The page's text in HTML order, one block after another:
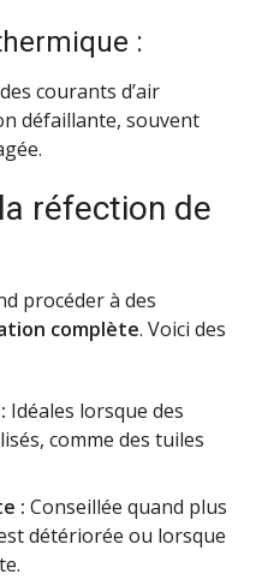
:
courants d’air
défaillante, souvent
réfection de
procéder à des
complète. Voici des
Idéales lorsque des
comme des tuiles
: Conseillée quand plus
détériorée ou lorsque